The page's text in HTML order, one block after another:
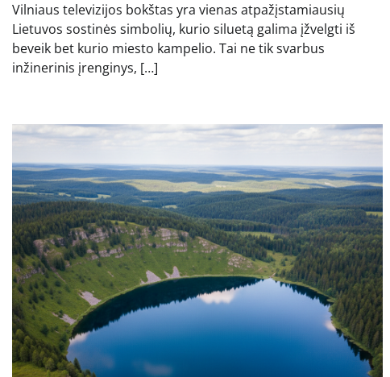
Vilniaus televizijos bokštas yra vienas atpažįstamiausių
Lietuvos sostinės simbolių, kurio siluetą galima įžvelgti iš
beveik bet kurio miesto kampelio. Tai ne tik svarbus
inžinerinis įrenginys, […]